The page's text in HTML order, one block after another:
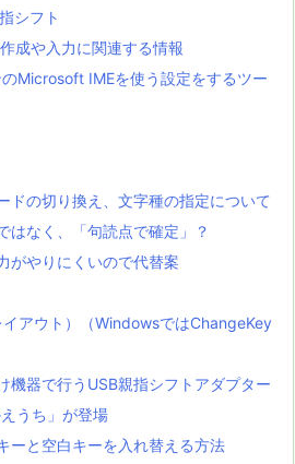
シフト
成や入力に関連する情報
Microsoft IMEを使う設定をするツー
ドの切り換え、文字種の指定について
はなく、「句読点で確定」？
がやりにくいので代替案
アウト）（WindowsではChangeKey
機器で行うUSB親指シフトアダプター
うち」が登場
ーと空白キーを入れ替える方法